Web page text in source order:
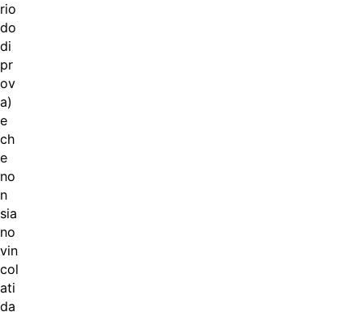
rio
do
di
pr
ov
a)
e
ch
e
no
n
sia
no
vin
col
ati
da